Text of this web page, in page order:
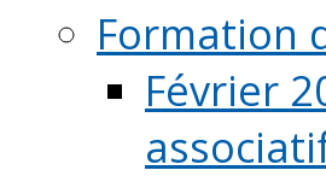
Formation
Février